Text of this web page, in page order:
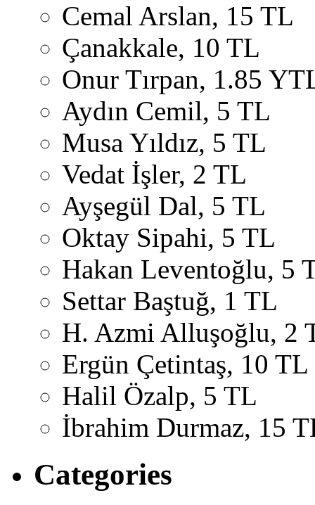
Cemal Arslan, 15 TL
Çanakkale, 10 TL
Onur Tırpan, 1.85
Aydın Cemil, 5 TL
Musa Yıldız, 5 TL
Vedat İşler, 2 TL
Ayşegül Dal, 5 TL
Oktay Sipahi, 5 TL
Hakan Leventoğlu, 5
Settar Baştuğ, 1 TL
H. Azmi Alluşoğlu, 2
Ergün Çetintaş, 10 TL
Halil Özalp, 5 TL
İbrahim Durmaz, 15
Categories